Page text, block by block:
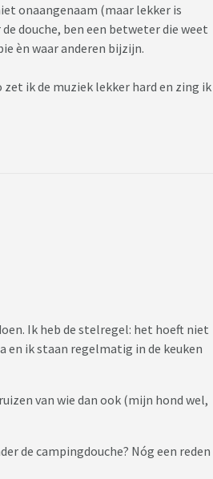
onaangenaam (maar lekker is
douche, ben een betweter die weet
èn waar anderen bijzijn.
ik de muziek lekker hard en zing ik
Ik heb de stelregel: het hoeft niet
ik staan regelmatig in de keuken
van wie dan ook (mijn hond wel,
de campingdouche? Nóg een reden